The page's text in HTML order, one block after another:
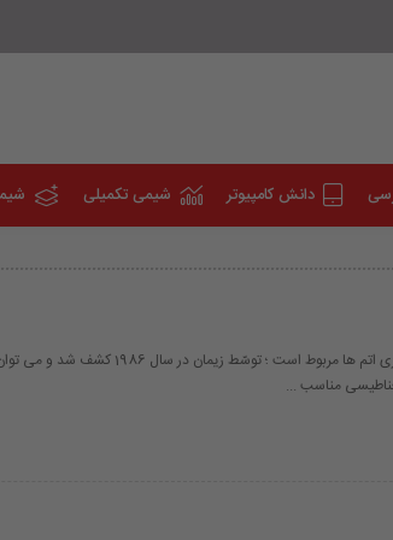
دانش کامپیوتر شیمی تکمیلی
اثری که به ساختار ظریف خط های طیف نشری اتم ها مربوط است ؛
مناسب ...